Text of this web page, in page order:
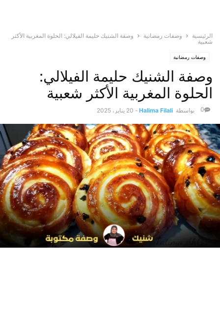
الرئيسية وصفات رمضانية
وصفة الشنيك حليمة الفيلالي: الحلوة المغربية الأكثر
شعبية
وصفات رمضانية
وصفة الشنيك حليمة الفيلالي:
الحلوة المغربية الأكثر شعبية
بواسطة Halima Filali
- 20 يناير، 2025 0